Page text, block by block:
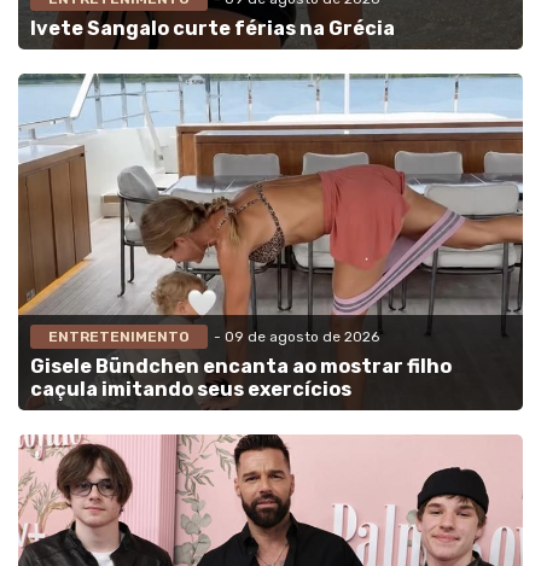
Ivete Sangalo curte férias na Grécia
ENTRETENIMENTO - 09 de agosto de 2026
Gisele Bündchen encanta ao mostrar filho
caçula imitando seus exercícios